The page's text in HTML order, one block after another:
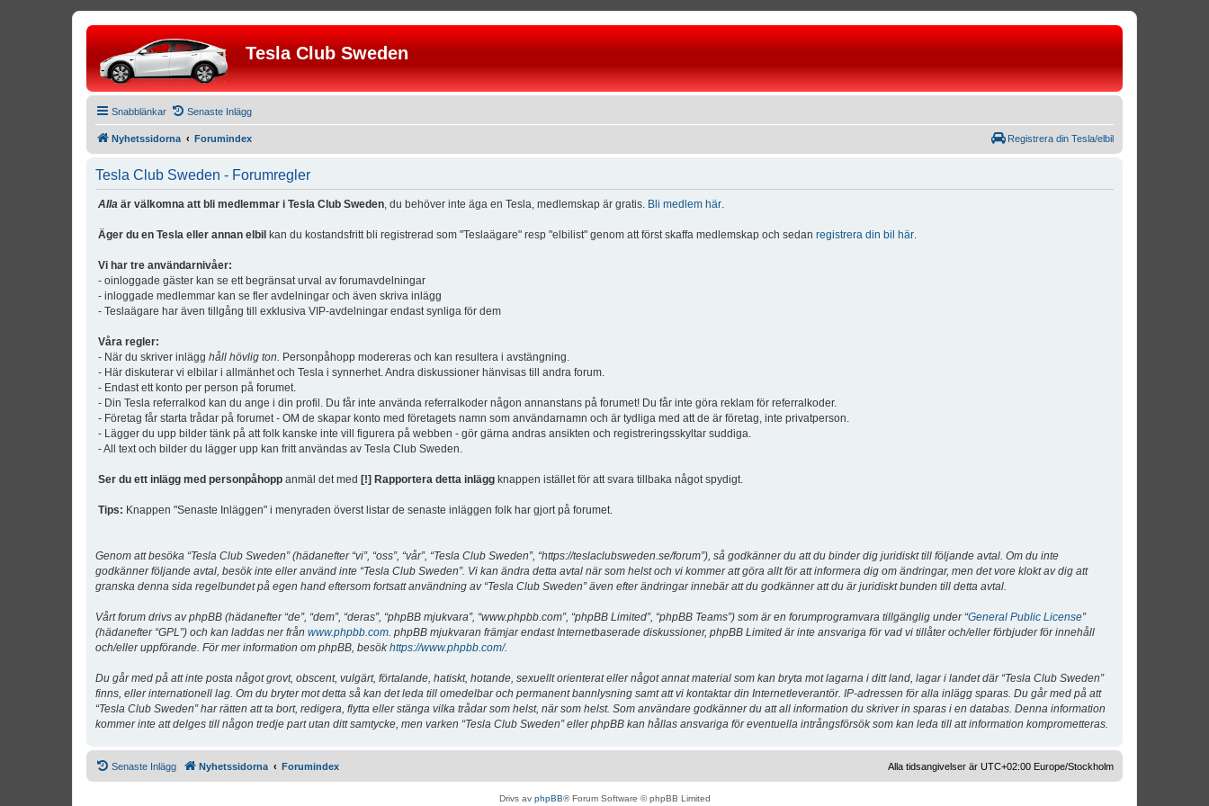
Tesla Club Sweden
Snabblänkar Senaste Inlägg
Nyhetssidorna Forumindex Registrera din Tesla/elbil
Tesla Club Sweden - Forumregler
Alla är välkomna att bli medlemmar i Tesla Club Sweden, du behöver inte äga en Tesla, medlemskap är gratis. Bli medlem här.
Äger du en Tesla eller annan elbil kan du kostandsfritt bli registrerad som "Teslaägare" resp "elbilist" genom att först skaffa medlemskap och sedan registrera din bil här.
Vi har tre användarnivåer:
- oinloggade gäster kan se ett begränsat urval av forumavdelningar
- inloggade medlemmar kan se fler avdelningar och även skriva inlägg
- Teslaägare har även tillgång till exklusiva VIP-avdelningar endast synliga för dem
Våra regler:
- När du skriver inlägg håll hövlig ton. Personpåhopp modereras och kan resultera i avstängning.
- Här diskuterar vi elbilar i allmänhet och Tesla i synnerhet. Andra diskussioner hänvisas till andra forum.
- Endast ett konto per person på forumet.
- Din Tesla referralkod kan du ange i din profil. Du får inte använda referralkoder någon annanstans på forumet! Du får inte göra reklam för referralkoder.
- Företag får starta trådar på forumet - OM de skapar konto med företagets namn som användarnamn och är tydliga med att de är företag, inte privatperson.
- Lägger du upp bilder tänk på att folk kanske inte vill figurera på webben - gör gärna andras ansikten och registreringsskyltar suddiga.
- All text och bilder du lägger upp kan fritt användas av Tesla Club Sweden.
Ser du ett inlägg med personpåhopp anmäl det med [!] Rapportera detta inlägg knappen istället för att svara tillbaka något spydigt.
Tips: Knappen "Senaste Inläggen" i menyraden överst listar de senaste inläggen folk har gjort på forumet.
Genom att besöka “Tesla Club Sweden” (hädanefter “vi”, “oss”, “vår”, “Tesla Club Sweden”, “https://teslaclubsweden.se/forum”), så godkänner du att du binder dig juridiskt till följande avtal. Om du inte
godkänner följande avtal, besök inte eller använd inte “Tesla Club Sweden”. Vi kan ändra detta avtal när som helst och vi kommer att göra allt för att informera dig om ändringar, men det vore klokt av dig att
granska denna sida regelbundet på egen hand eftersom fortsatt användning av “Tesla Club Sweden” även efter ändringar innebär att du godkänner att du är juridiskt bunden till detta avtal.
Vårt forum drivs av phpBB (hädanefter “de”, “dem”, “deras”, “phpBB mjukvara”, “www.phpbb.com”, “phpBB Limited”, “phpBB Teams”) som är en forumprogramvara tillgänglig under “General Public License”
(hädanefter “GPL”) och kan laddas ner från www.phpbb.com. phpBB mjukvaran främjar endast Internetbaserade diskussioner, phpBB Limited är inte ansvariga för vad vi tillåter och/eller förbjuder för innehåll
och/eller uppförande. För mer information om phpBB, besökhttps://www.phpbb.com/.
Du går med på att inte posta något grovt, obscent, vulgärt, förtalande, hatiskt, hotande, sexuellt orienterat eller något annat material som kan bryta mot lagarna i ditt land, lagar i landet där “Tesla Club Sweden”
finns, eller internationell lag. Om du bryter mot detta så kan det leda till omedelbar och permanent bannlysning samt att vi kontaktar din Internetleverantör. IP-adressen för alla inlägg sparas. Du går med på att
“Tesla Club Sweden” har rätten att ta bort, redigera, flytta eller stänga vilka trådar som helst, när som helst. Som användare godkänner du att all information du skriver in sparas i en databas. Denna information
kommer inte att delges till någon tredje part utan ditt samtycke, men varken “Tesla Club Sweden” eller phpBB kan hållas ansvariga för eventuella intrångsförsök som kan leda till att information komprometteras.
Senaste Inlägg Nyhetssidorna Forumindex Alla tidsangivelser är UTC+02:00 Europe/Stockholm
Drivs av phpBB® Forum Software © phpBB Limited